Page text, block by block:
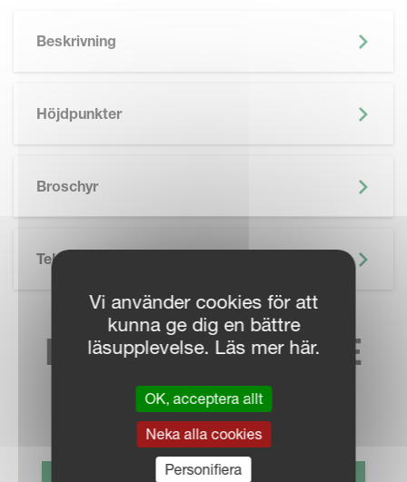
Beskrivning
Höjdpunkter
Broschyr
Teknisk Specifikation
HITTA NÄRMASTE
SÄLJKONTAKT
Vi använder cookies för att
kunna ge dig en bättre
läsupplevelse. Läs mer här.
OK, acceptera allt
Neka alla cookies
Personifiera